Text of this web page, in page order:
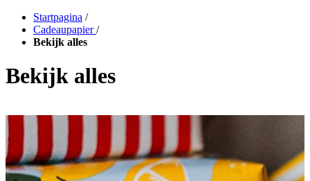
Startpagina /
Cadeaupapier /
Bekijk alles
Bekijk alles